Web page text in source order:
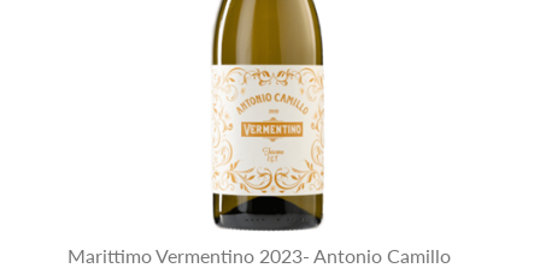
Marittimo Vermentino 2023- Antonio Camillo